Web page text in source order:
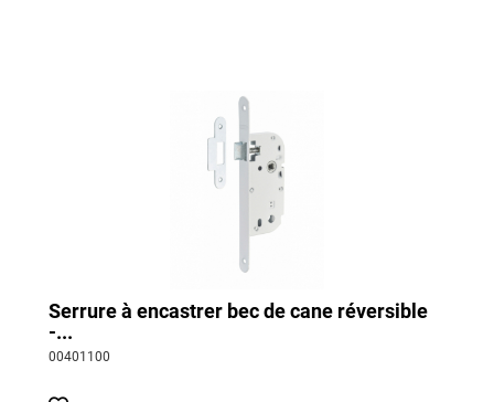
Serrure à encastrer bec de cane réversible
-...
00401100